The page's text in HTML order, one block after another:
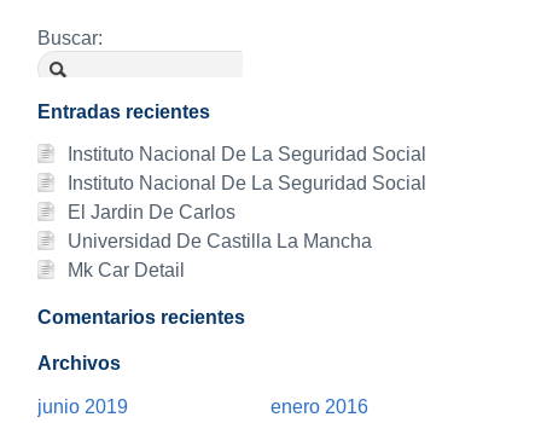
Buscar:
Entradas recientes
Instituto Nacional De La Seguridad Social
Instituto Nacional De La Seguridad Social
El Jardin De Carlos
Universidad De Castilla La Mancha
Mk Car Detail
Comentarios recientes
Archivos
junio 2019
enero 2016